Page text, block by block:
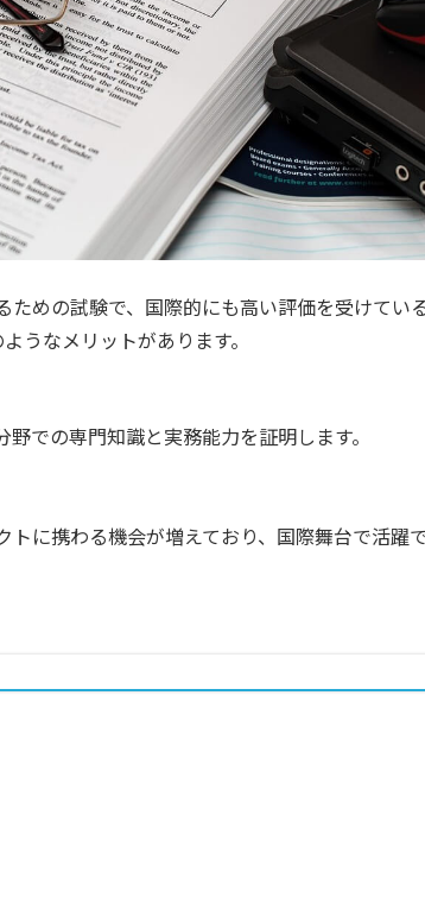
めの試験で、国際的にも高い評価を受けてい
うなメリットがあります。
での専門知識と実務能力を証明します。
に携わる機会が増えており、国際舞台で活躍